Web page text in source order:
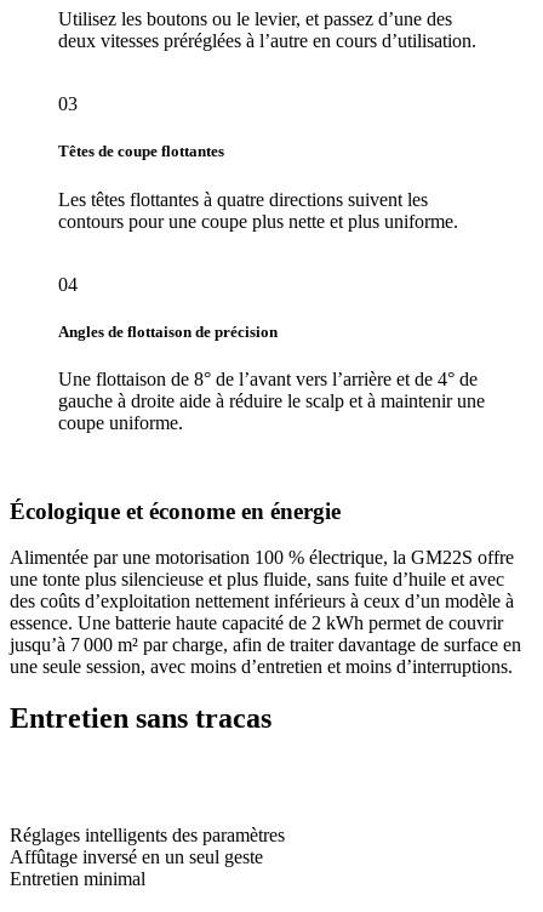
Utilisez les boutons ou le levier, et passez d’une des
deux vitesses préréglées à l’autre en cours d’utilisation.
03
Têtes de coupe flottantes
Les têtes flottantes à quatre directions suivent les
contours pour une coupe plus nette et plus uniforme.
04
Angles de flottaison de précision
Une flottaison de 8° de l’avant vers l’arrière et de 4° de
gauche à droite aide à réduire le scalp et à maintenir une
coupe uniforme.
Écologique et économe en énergie
Alimentée par une motorisation 100 % électrique, la GM22S offre
une tonte plus silencieuse et plus fluide, sans fuite d’huile et avec
des coûts d’exploitation nettement inférieurs à ceux d’un modèle à
essence. Une batterie haute capacité de 2 kWh permet de couvrir
jusqu’à 7 000 m² par charge, afin de traiter davantage de surface en
une seule session, avec moins d’entretien et moins d’interruptions.
Entretien sans tracas
Réglages intelligents des paramètres
Affûtage inversé en un seul geste
Entretien minimal